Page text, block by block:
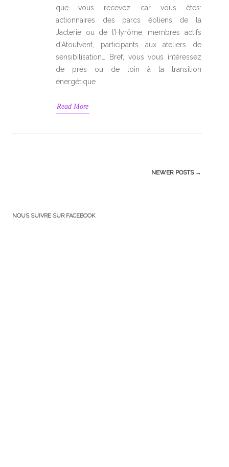
que vous recevez car vous êtes:
actionnaires des parcs éoliens de la
Jacterie ou de l’Hyrôme, membres actifs
d’Atoutvent, participants aux ateliers de
sensibilisation… Bref, vous vous intéressez
de près ou de loin à la transition
énergétique
Read More
NEWER POSTS →
NOUS SUIVRE SUR FACEBOOK